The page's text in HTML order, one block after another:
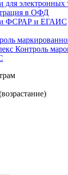
для электронных
в ОФД
ФСРАР и ЕГАИС
Контроль